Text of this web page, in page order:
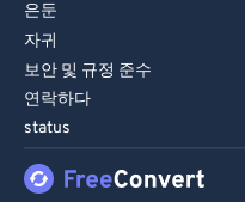
은둔
자귀
보안 및 규정 준수
연락하다
status